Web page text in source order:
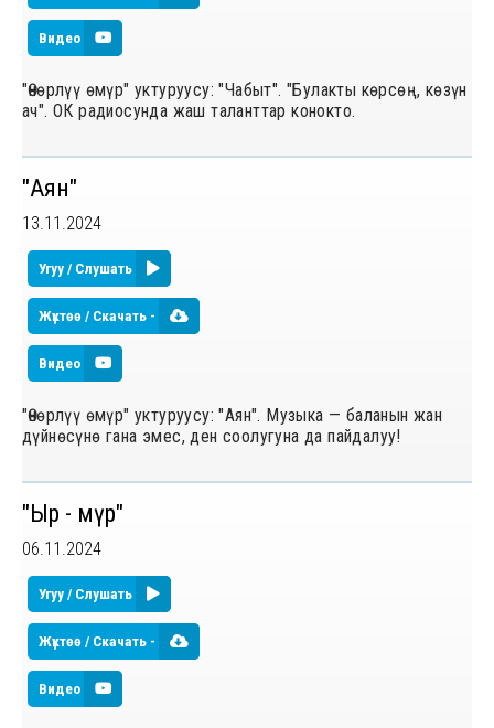
Видео
"Өнөрлүү өмүр" уктуруусу: "Чабыт". "Булакты көрсөң, көзүн
ач". ОК радиосунда жаш таланттар конокто.
"Аян"
13.11.2024
Угуу / Слушать
Жүктөө / Скачать -
Видео
"Өнөрлүү өмүр" уктуруусу: "Аян". Музыка — баланын жан
дүйнөсүнө гана эмес, ден соолугуна да пайдалуу!
"Ыр - өмүр"
06.11.2024
Угуу / Слушать
Жүктөө / Скачать -
Видео